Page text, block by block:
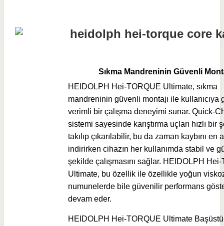
Sıkma Mandreninin Güvenli
HEIDOLPH Hei-TORQUE Ultimate, sıkma
mandreninin güvenli montajı ile kullanıcıya
verimli bir çalışma deneyimi sunar. Quick-
sistemi sayesinde karıştırma uçları hızlı bir
takılıp çıkarılabilir, bu da zaman kaybını en
indirirken cihazın her kullanımda stabil ve
şekilde çalışmasını sağlar. HEIDOLPH
Ultimate, bu özellik ile özellikle yoğun
numunelerde bile güvenilir performans
devam eder.
HEIDOLPH Hei-TORQUE Ultimate Başüstü